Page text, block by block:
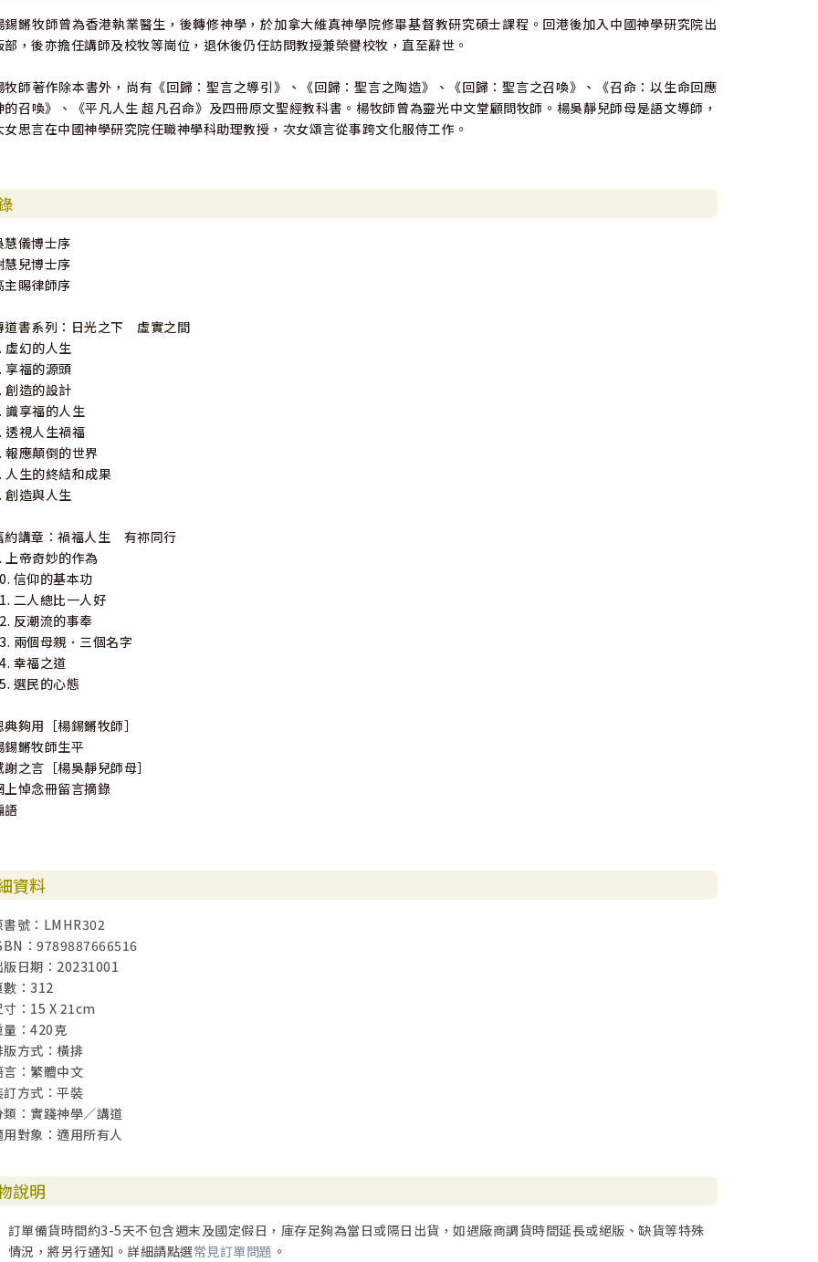
錫鏘牧師曾為香港執業醫生，後轉修神學，於加拿大維真神學院修畢基督教研究碩士課程。回港後加入中國神學研究院出
部，後亦擔任講師及校牧等崗位，退休後仍任訪問教授兼榮譽校牧，直至辭世。
牧師著作除本書外，尚有《回歸：聖言之導引》、《回歸：聖言之陶造》、《回歸：聖言之召喚》、《召命：以生命回應
的召喚》、《平凡人生 超凡召命》及四冊原文聖經教科書。楊牧師曾為靈光中文堂顧問牧師。楊吳靜兒師母是語文導師，
女思言在中國神學研究院任職神學科助理教授，次女頌言從事跨文化服侍工作。
慧儀博士序
慧兒博士序
主賜律師序
道書系列：日光之下 虛實之間
虛幻的人生
享福的源頭
創造的設計
識享福的人生
透視人生禍福
報應顛倒的世界
人生的終結和成果
創造與人生
約講章：禍福人生 有祢同行
上帝奇妙的作為
信仰的基本功
二人總比一人好
反潮流的事奉
兩個母親．三個名字
幸福之道
選民的心態
典夠用［楊錫鏘牧師］
錫鏘牧師生平
謝之言［楊吳靜兒師母］
上悼念冊留言摘錄
語
資料
書號：LMHR302
：9789887666516
版日期：20231001
數：312
寸：15 X 21cm
量：420克
版方式：橫排
言：繁體中文
訂方式：平裝
類：實踐神學／講道
用對象：適用所有人
說明
訂單備貨時間約3-5天不包含週末及國定假日，庫存足夠為當日或隔日出貨，如遇廠商調貨時間延長或絕版、缺貨等特殊
情況，將另行通知。詳細請點選常見訂單問題 。